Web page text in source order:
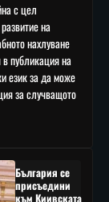
с цел
на
нахлуване
публикация на
език за да може
за случващото
България се
присъедини
към Киивската